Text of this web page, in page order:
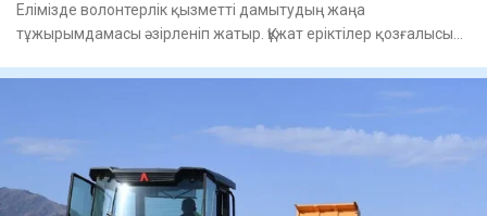
Елімізде волонтерлік қызметті дамытудың жаңа
тұжырымдамасы әзірленіп жатыр. Құжат еріктілер қозғалысын